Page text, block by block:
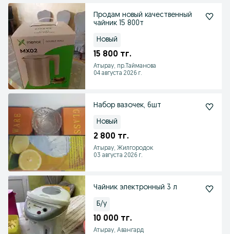
Продам новый качественный
чайник 15 800т
Новый
15 800 тг.
Атырау, пр.Тайманова
04 августа 2026 г.
Набор вазочек, 6шт
Новый
2 800 тг.
Атырау, Жилгородок
03 августа 2026 г.
Чайник электронный 3 л
Б/у
10 000 тг.
Атырау, Авангард